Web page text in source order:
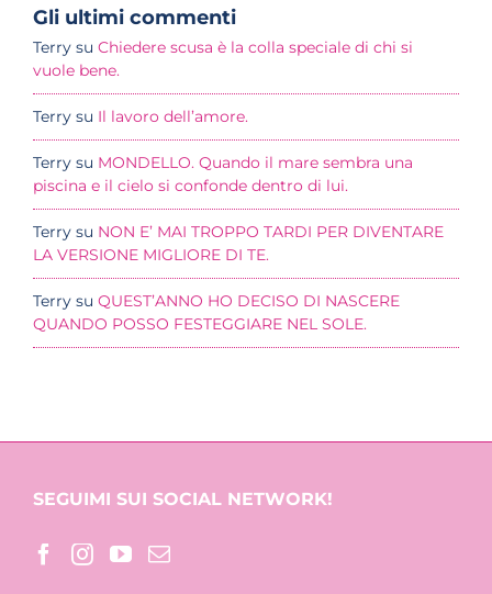
Gli ultimi commenti
Terry su Chiedere scusa è la colla speciale di chi si
vuole bene.
Terry su Il lavoro dell’amore.
Terry su MONDELLO. Quando il mare sembra una
piscina e il cielo si confonde dentro di lui.
Terry su NON E’ MAI TROPPO TARDI PER DIVENTARE
LA VERSIONE MIGLIORE DI TE.
Terry su QUEST’ANNO HO DECISO DI NASCERE
QUANDO POSSO FESTEGGIARE NEL SOLE.
SEGUIMI SUI SOCIAL NETWORK!